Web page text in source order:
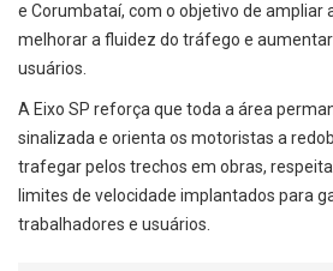
e Corumbataí, com o objetivo de ampliar
melhorar a fluidez do tráfego e
usuários.
A Eixo SP reforça que toda a área
sinalizada e orienta os motoristas a
trafegar pelos trechos em obras,
limites de velocidade implantados para
trabalhadores e usuários.